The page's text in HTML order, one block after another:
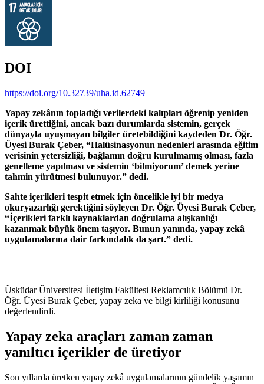
DOI
https://doi.org/10.32739/uha.id.62749
Yapay zekânın topladığı verilerdeki kalıpları öğrenip yeniden
içerik ürettiğini, ancak bazı durumlarda sistemin, gerçek
dünyayla uyuşmayan bilgiler üretebildiğini kaydeden Dr. Öğr.
Üyesi Burak Çeber, “Halüsinasyonun nedenleri arasında eğitim
verisinin yetersizliği, bağlamın doğru kurulmamış olması, fazla
genelleme yapılması ve sistemin ‘bilmiyorum’ demek yerine
tahmin yürütmesi bulunuyor.” dedi.
Sahte içerikleri tespit etmek için öncelikle iyi bir medya
okuryazarlığı gerektiğini söyleyen Dr. Öğr. Üyesi Burak Çeber,
“İçerikleri farklı kaynaklardan doğrulama alışkanlığı
kazanmak büyük önem taşıyor. Bunun yanında, yapay zekâ
uygulamalarına dair farkındalık da şart.” dedi.
Üsküdar Üniversitesi İletişim Fakültesi Reklamcılık Bölümü Dr.
Öğr. Üyesi Burak Çeber, yapay zeka ve bilgi kirliliği konusunu
değerlendirdi.
Yapay zeka araçları zaman zaman
yanıltıcı içerikler de üretiyor
Son yıllarda üretken yapay zekâ uygulamalarının gündelik yaşamın